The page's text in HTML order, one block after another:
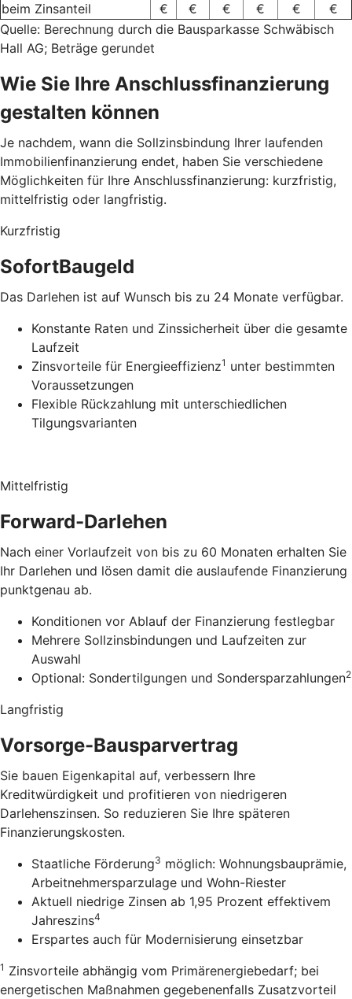
beim Zinsanteil
€
€
€
€
€
€
Quelle: Berechnung durch die Bausparkasse Schwäbisch
Hall AG; Beträge gerundet
Wie Sie Ihre Anschlussfinanzierung
gestalten können
Je nachdem, wann die Sollzinsbindung Ihrer laufenden
Immobilienfinanzierung endet, haben Sie verschiedene
Möglichkeiten für Ihre Anschlussfinanzierung: kurzfristig,
mittelfristig oder langfristig.
Kurzfristig
SofortBaugeld
Das Darlehen ist auf Wunsch bis zu 24 Monate verfügbar.
Konstante Raten und Zinssicherheit über die gesamte
Laufzeit
Zinsvorteile für Energieeffizienz1 unter bestimmten
Voraussetzungen
Flexible Rückzahlung mit unterschiedlichen
Tilgungsvarianten
Mittelfristig
Forward-Darlehen
Nach einer Vorlaufzeit von bis zu 60 Monaten erhalten Sie
Ihr Darlehen und lösen damit die auslaufende Finanzierung
punktgenau ab.
Konditionen vor Ablauf der Finanzierung festlegbar
Mehrere Sollzinsbindungen und Laufzeiten zur
Auswahl
Optional: Sondertilgungen und Sondersparzahlungen2
Langfristig
Vorsorge-Bausparvertrag
Sie bauen Eigenkapital auf, verbessern Ihre
Kreditwürdigkeit und profitieren von niedrigeren
Darlehenszinsen. So reduzieren Sie Ihre späteren
Finanzierungskosten.
Staatliche Förderung3 möglich: Wohnungsbauprämie,
Arbeitnehmersparzulage und Wohn-Riester
Aktuell niedrige Zinsen ab 1,95 Prozent effektivem
Jahreszins4
Erspartes auch für Modernisierung einsetzbar
1 Zinsvorteile abhängig vom Primärenergiebedarf; bei
energetischen Maßnahmen gegebenenfalls Zusatzvorteil